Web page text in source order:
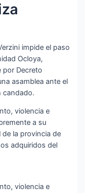
impide el paso
Ocloya,
por Decreto
asamblea ante el
candado.
violencia e
a su
de la provincia de
adquiridos del
violencia e